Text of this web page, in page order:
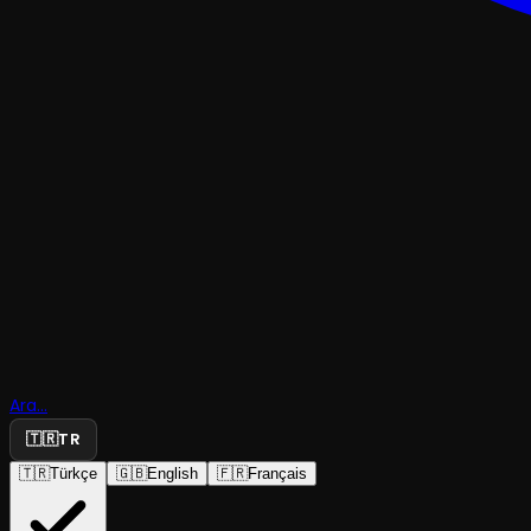
Ara...
🇹🇷TR
🇹🇷Türkçe 🇬🇧English 🇫🇷Français
Melange